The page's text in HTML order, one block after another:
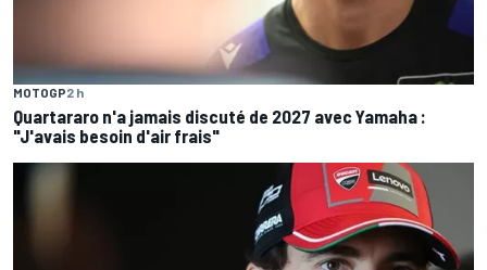
MOTOGP2 h
Quartararo n'a jamais discuté de 2027 avec Yamaha :
"J'avais besoin d'air frais"